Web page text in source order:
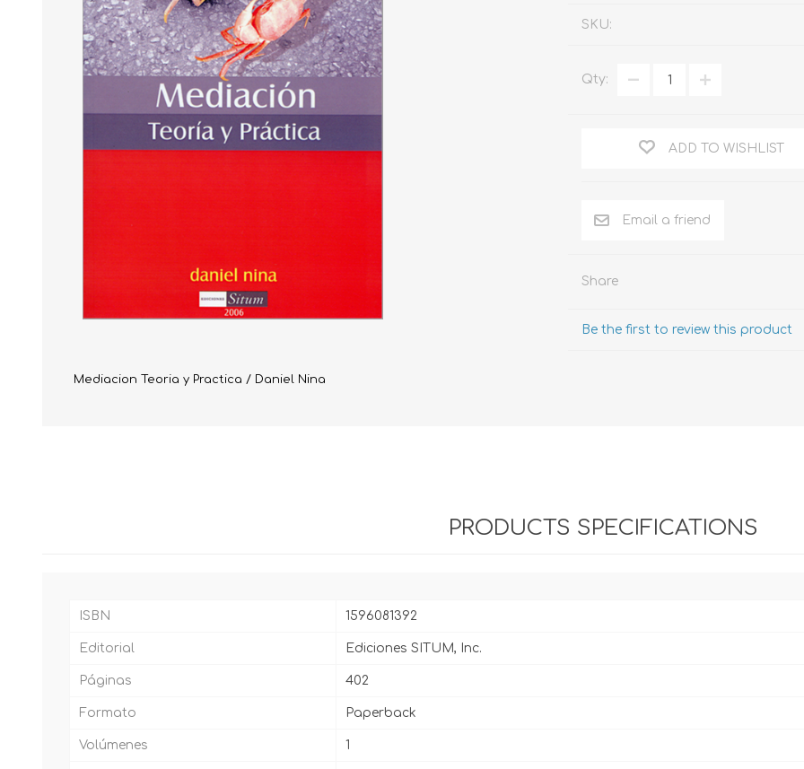
Evidencia / Derecho
SKU:
Qty:
ADD TO WISHLIST
Share
Be the first to review this product
Mediacion Teoria y Practica / Daniel Nina
PRODUCTS SPECIFICATIONS
ISBN 1596081392
Editorial Ediciones SITUM, Inc.
Páginas 402
Formato Paperback
Volúmenes 1